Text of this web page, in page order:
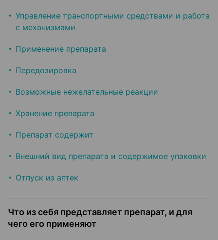
Управление транспортными средствами и работа
с механизмами
Применение препарата
Передозировка
Возможные нежелательные реакции
Хранение препарата
Препарат содержит
Внешний вид препарата и содержимое упаковки
Отпуск из аптек
Что из себя представляет препарат, и для
чего его применяют